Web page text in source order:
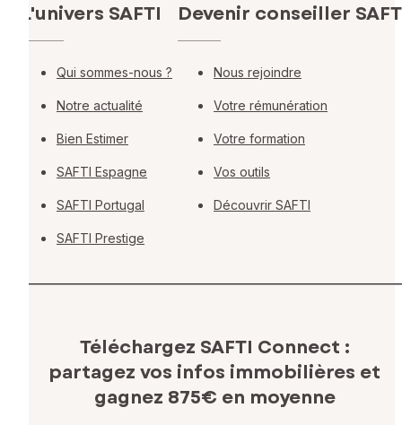
L'univers SAFTI
Qui sommes-nous ?
Notre actualité
Bien Estimer
SAFTI Espagne
SAFTI Portugal
SAFTI Prestige
Devenir conseiller
Nous rejoindre
Votre rémunération
Votre formation
Vos outils
Découvrir SAFTI
Téléchargez SAFTI Connect :
partagez vos infos immobilières et
gagnez 875€ en moyenne